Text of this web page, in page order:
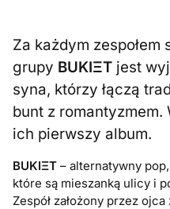
Za każdym zespołem
grupy BUKIΞΤ jest
syna, którzy łączą
bunt z
ich pierwszy album.
BUKIΞΤ – alternatywny
które są mieszanką ulicy i
Zespół założony przez ojca